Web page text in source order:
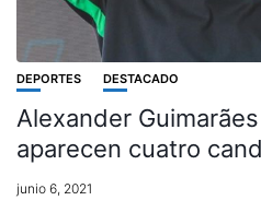
DEPORTES DESTACADO
Alexander
aparecen cuatro
junio 6, 2021